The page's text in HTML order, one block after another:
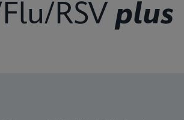
RSV plus